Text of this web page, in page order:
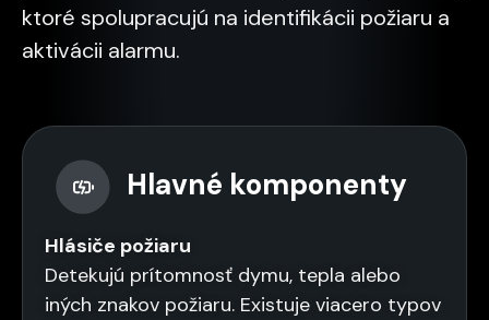
ktoré spolupracujú na identifikácii požiaru a
aktivácii alarmu.
Hlavné komponenty
Hlásiče požiaru
Detekujú prítomnosť dymu, tepla alebo
iných znakov požiaru. Existuje viacero typov